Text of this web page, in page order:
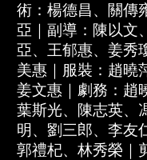
術：楊德昌、關傳
亞｜副導：陳以文
亞、王郁惠、姜秀
美惠｜服裝：趙曉
姜文惠｜劇務：趙
葉斯光、陳志英、
明、劉三郎、李友
郭禮杞、林秀榮｜